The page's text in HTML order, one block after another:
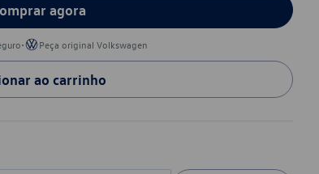
agora
• Peça original Volkswagen
ao carrinho